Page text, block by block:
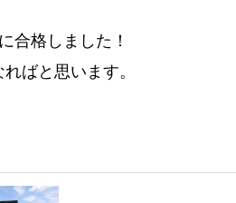
合格しました！
ばと思います。